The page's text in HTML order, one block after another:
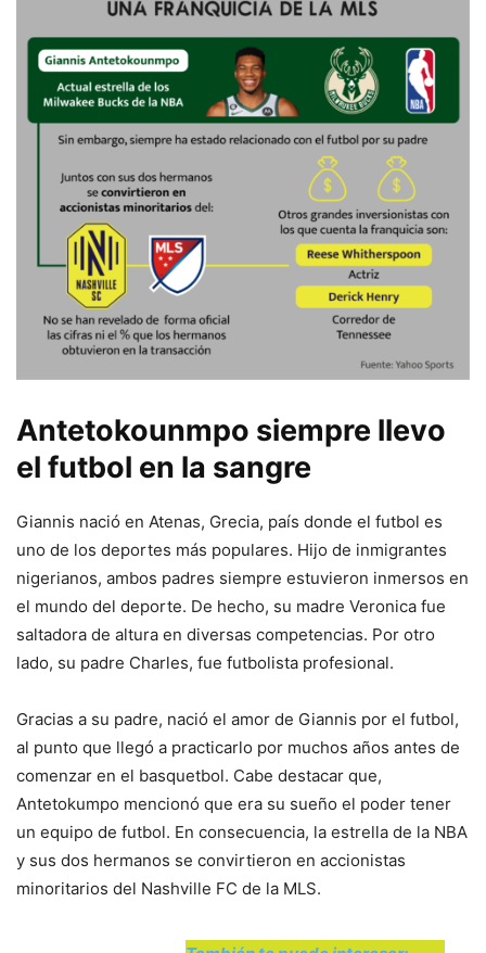
Antetokounmpo siempre llevo
el futbol en la sangre
Giannis nació en Atenas, Grecia, país donde el futbol es
uno de los deportes más populares. Hijo de inmigrantes
nigerianos, ambos padres siempre estuvieron inmersos en
el mundo del deporte. De hecho, su madre Veronica fue
saltadora de altura en diversas competencias. Por otro
lado, su padre Charles, fue futbolista profesional.
Gracias a su padre, nació el amor de Giannis por el futbol,
al punto que llegó a practicarlo por muchos años antes de
comenzar en el basquetbol. Cabe destacar que,
Antetokumpo mencionó que era su sueño el poder tener
un equipo de futbol. En consecuencia, la estrella de la NBA
y sus dos hermanos se convirtieron en accionistas
minoritarios del Nashville FC de la MLS.